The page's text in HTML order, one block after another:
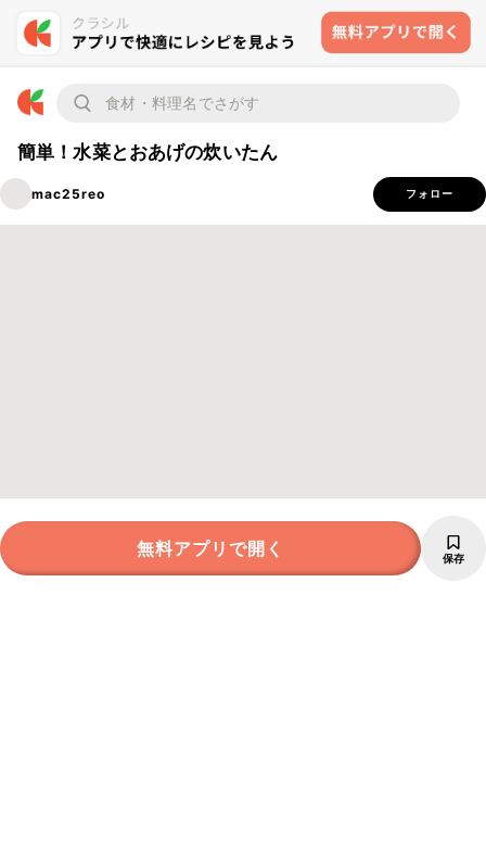
簡単！水菜とおあげの炊いたん
mac25reo フォロー
無料アプリで開く 保存